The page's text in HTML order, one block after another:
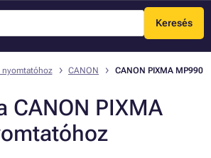
Keresés
Menü
nyomtatóhoz CANON CANON PIXMA MP990
CANON PIXMA